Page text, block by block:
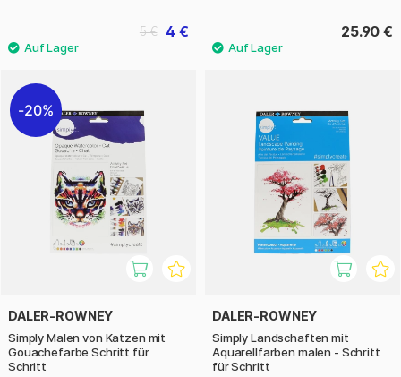
4 €
5 € 25.90 €
20%
DALER-ROWNEY
Simply Malen von Katzen mit
Gouachefarbe Schritt für
Schritt
DALER-ROWNEY
Simply Landschaften mit
Aquarellfarben malen - Schritt
für Schritt